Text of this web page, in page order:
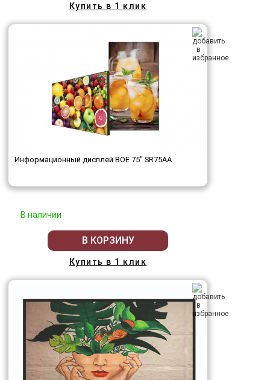
Купить в 1 клик
Информационный дисплей BOE 75" SR75AA
В наличии
В КОРЗИНУ
Купить в 1 клик